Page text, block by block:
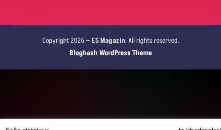
Copyright 2026 — ES Magazín. All rights reserved.
Bloghash WordPress Theme